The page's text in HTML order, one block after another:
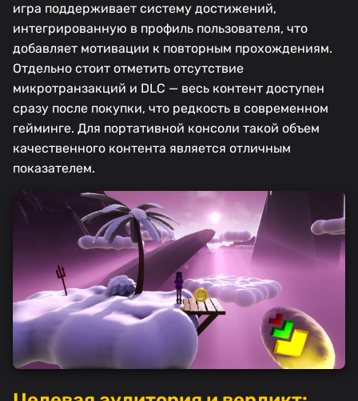
игра поддерживает систему достижений,
интегрированную в профиль пользователя, что
добавляет мотивации к повторным прохождениям.
Отдельно стоит отметить отсутствие
микротранзакций и DLC — весь контент доступен
сразу после покупки, что редкость в современном
гейминге. Для портативной консоли такой объем
качественного контента является отличным
показателем.